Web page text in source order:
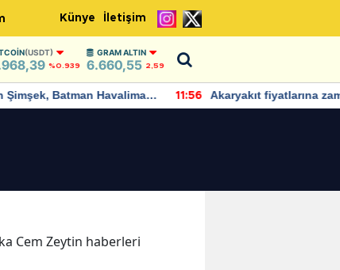
Künye İletişim
(USDT)
%0.939
GRAM ALTIN
6.660,55 2,59
Havalimanı
11:56
Akaryakıt fiyatlarına zam geliyor:
Yeni tarih açıklandı
Cem Zeytin haberleri